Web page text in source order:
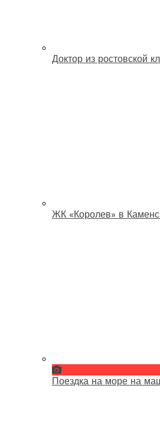
Доктор из ростовской
ЖК «Королев» в
Поездка на море на